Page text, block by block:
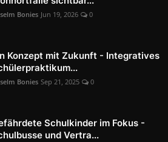
Bonies Jun 19, 2026 0
Konzept mit Zukunft - Integratives
Bonies Sep 21, 2025 0
Schulkinder im Fokus -
und Vertra...